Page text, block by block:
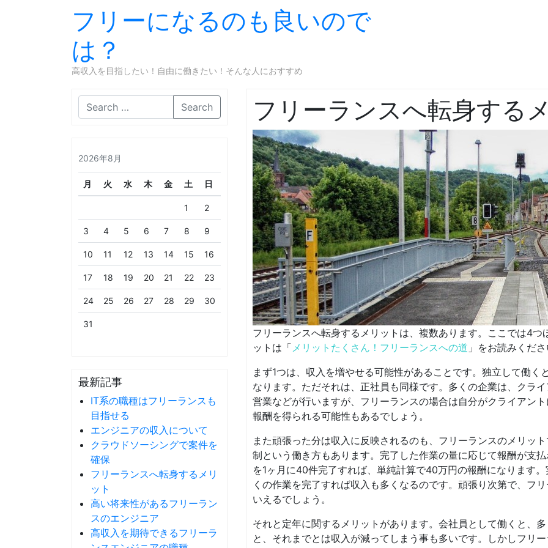
フリーになるのも良いので
は？
高収入を目指したい！自由に働きたい！そんな人におすすめ
Search
2026年8月
月 火 水 木 金 土 日
1 2
3 4 5 6 7 8 9
10 11 12 13 14 15 16
17 18 19 20 21 22 23
24 25 26 27 28 29 30
31
最新記事
IT系の職種はフリーランスも
目指せる
エンジニアの収入について
クラウドソーシングで案件を
確保
フリーランスへ転身するメリ
ット
高い将来性があるフリーラン
スのエンジニア
高収入を期待できるフリーラ
フリーランスへ転身する
フリーランスへ転身するメリットは、複数あります。ここでは4
ットは「メリットたくさん！フリーランスへの道 」をお読みくだ
まず1つは、収入を増やせる可能性があることです。独立して働
なります。ただそれは、正社員も同様です。多くの企業は、クラ
営業などが行いますが、フリーランスの場合は自分がクライアン
報酬を得られる可能性もあるでしょう。
また頑張った分は収入に反映されるのも、フリーランスのメリッ
制という働き方もあります。完了した作業の量に応じて報酬が支
を1ヶ月に40件完了すれば、単純計算で40万円の報酬になります
くの作業を完了すれば収入も多くなるのです。頑張り次第で、フ
いえるでしょう。
それと定年に関するメリットがあります。会社員として働くと、
と、それまでとは収入が減ってしまう事も多いです。しかしフリ